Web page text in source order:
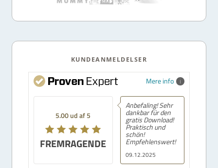
KUNDEANMELDELSER
Mere info
5.00 ud af 5
FREMRAGENDE
09.12.2025
Anbefaling! Sehr
dankbar für den
gratis Download!
Praktisch und
schön!
Empfehlenswert!